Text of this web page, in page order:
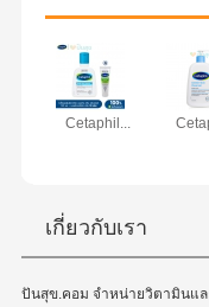
Cetaphil...
เกี่ยวกับเรา
ปันสุข.คอม จำหน่ายวิตามินแล